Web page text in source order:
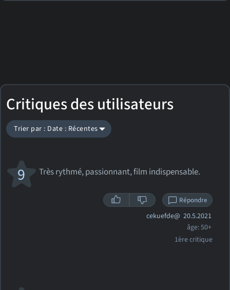
Critiques des utilisateurs
Trier par : Date : Récentes
Très rythmé, passionnant, film indispensable.
9
Répondre
cekuefde@ 20.5.2021
âge: 50+
1ère critique